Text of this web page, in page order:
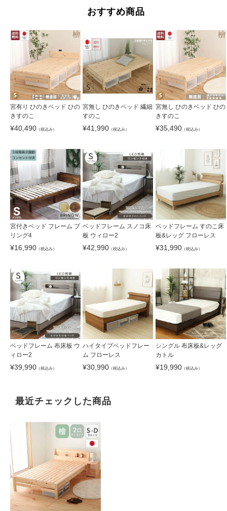
おすすめ商品
宮有り ひのきベッド ひの
きすのこ
¥40,490 （税込み）
宮無し ひのきベッド 繊細
すのこ
¥41,990 （税込み）
宮無し ひのきベッド ひの
きすのこ
¥35,490（税込み）
宮付きベッド フレーム ブ
リング4
¥16,990 （税込み）
ベッドフレーム スノコ床
板 ウィロー2
¥42,990 （税込み）
ベッドフレーム すのこ床
板&レッグ フローレス
¥31,990（税込み）
ベッドフレーム 布床板 ウ
ィロー2
¥39,990 （税込み）
ハイタイプベッドフレー
ム フローレス
¥30,990 （税込み）
シングル 布床板&レッグ
カトル
¥19,990（税込み）
最近チェックした商品